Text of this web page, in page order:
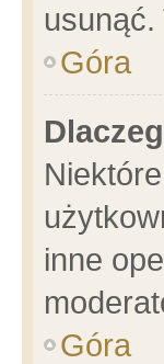
Góra
inne
Góra